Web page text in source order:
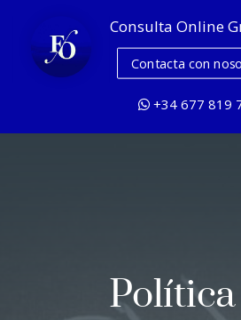
Consulta Online
Contacta con
+34 677 819